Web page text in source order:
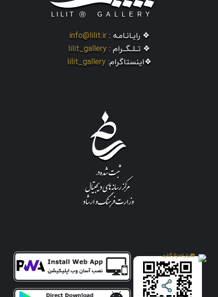
❖ رایـانـامـه : info@lilit.ir
❖ تــلــگــرام : lilit_gallery
❖اینستاگرام: lilit_gallery